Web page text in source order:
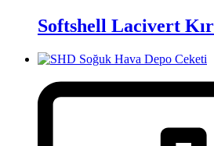
Softshell Lacivert